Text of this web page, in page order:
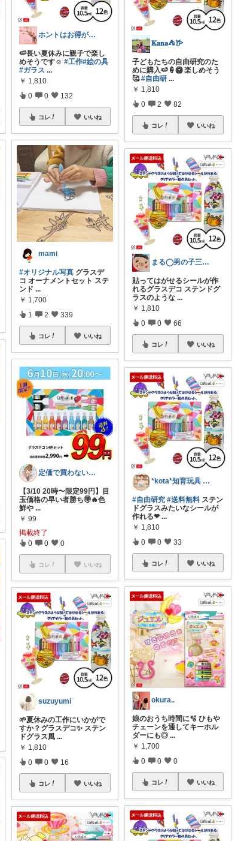
ホントはお得がすき(⁠◠⁠‿⁠◕⁠)
🍉長い夏休みに親子で楽し
めそうです☺️#工作#絵の具
#ガラス ...
￥ 1,810
0 0 132
コレ いいね
mami
#オリジナル写真 グラスデ
コ オーナメントセット ステ
ンド ...
￥ 1,700
1 2 339
コレ いいね
定価で買わない主義のクーポン重視の主婦
【3/10 20時〜限定99円】目
玉価格の早い者勝ち🉐🔥色
鮮や ...
￥ 99
掲載終了
0 0 0
コレ いいね
suzuyumi
🌱夏休みの工作にいかがで
すか？グラスデコ✨️ ステン
ドグラス風 ...
￥ 1,810
0 0 16
コレ いいね
𝐊𝐚𝐧𝐚⛺️𐂂
子どもたちの自由研究のた
めに購入🍉🍦🥝 楽しめそう
🥰#自由研 ...
￥ 1,810
0 2 82
コレ いいね
まる◯男の子三兄弟
貼ってはがせるシールが作
れるグラスデコ ステンドグ
ラスのような ...
￥ 1,810
0 0 66
コレ いいね
*kota*知育玩具 絵本キッズ ベビー
#自由研究 #送料無料 ステン
ドグラスみたいなシールが
作れる❤ ...
￥ 1,810
0 0 33
コレ いいね
okura..
娘のおうち時間に🫧 ひもや
チェーンを通してキーホル
ダーにも◎...
￥ 1,700
0 0 0
コレ いいね